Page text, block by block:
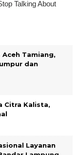
Tamiang,
dan
Citra Kalista,
Layanan